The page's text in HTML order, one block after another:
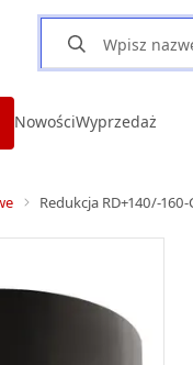
NowościWyprzedaż
Redukcja RD+140/-